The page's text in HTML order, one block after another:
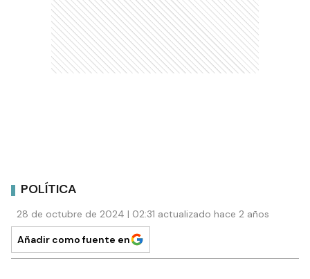
POLÍTICA
28 de octubre de 2024 | 02:31 actualizado hace 2 años
Añadir como fuente en